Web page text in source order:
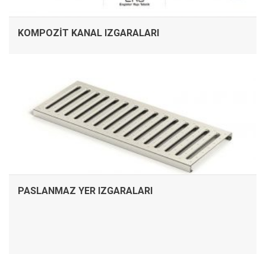
KOMPOZIT KANAL IZGARALARI
PASLANMAZ YER IZGARALARI